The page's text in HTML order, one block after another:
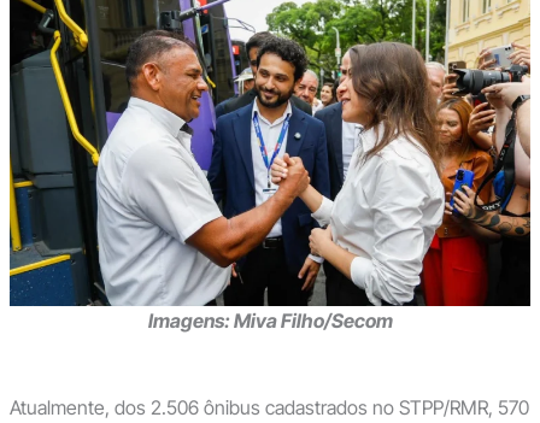
Imagens: Miva Filho/Secom
Atualmente, dos 2.506 ônibus cadastrados no STPP/RMR, 570